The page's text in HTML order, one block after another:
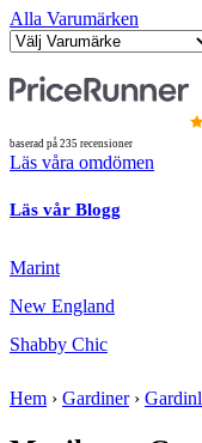
Alla Varumärken
baserad på 235 recensioner
Läs våra omdömen
Läs vår Blogg
Marint
New England
Shabby Chic
Hem › Gardiner›